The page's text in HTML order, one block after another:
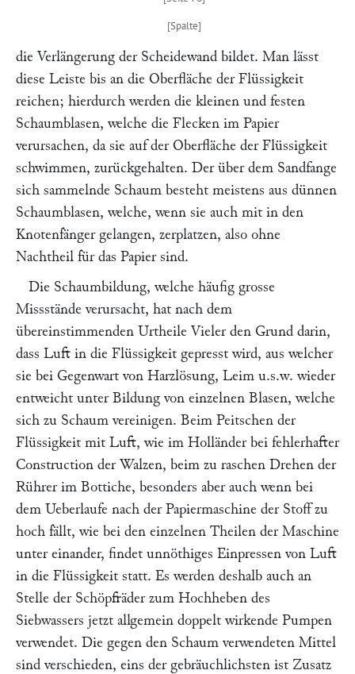
die Verlängerung der Scheidewand bildet. Man lässt
diese Leiste bis an die Oberfläche der Flüssigkeit
reichen; hierdurch werden die kleinen und festen
Schaumblasen, welche die Flecken im Papier
verursachen, da sie auf der Oberfläche der Flüssigkeit
schwimmen, zurückgehalten. Der über dem Sandfange
sich sammelnde Schaum besteht meistens aus dünnen
Schaumblasen, welche, wenn sie auch mit in den
Knotenfänger gelangen, zerplatzen, also ohne
Nachtheil für das Papier sind.
Die Schaumbildung, welche häufig grosse
Missstände verursacht, hat nach dem
übereinstimmenden Urtheile Vieler den Grund darin,
dass Luft in die Flüssigkeit gepresst wird, aus welcher
sie bei Gegenwart von Harzlösung, Leim u.s.w. wieder
entweicht unter Bildung von einzelnen Blasen, welche
sich zu Schaum vereinigen. Beim Peitschen der
Flüssigkeit mit Luft, wie im Holländer bei fehlerhafter
Construction der Walzen, beim zu raschen Drehen der
Rührer im Bottiche, besonders aber auch wenn bei
dem Ueberlaufe nach der Papiermaschine der Stoff zu
hoch fällt, wie bei den einzelnen Theilen der Maschine
unter einander, findet unnöthiges Einpressen von Luft
in die Flüssigkeit statt. Es werden deshalb auch an
Stelle der Schöpfräder zum Hochheben des
Siebwassers jetzt allgemein doppelt wirkende Pumpen
verwendet. Die gegen den Schaum verwendeten Mittel
sind verschieden, eins der gebräuchlichsten ist Zusatz